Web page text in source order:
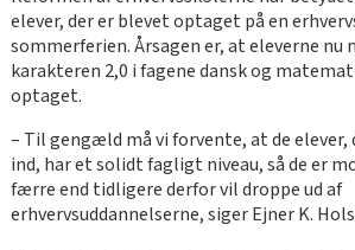
elever, der er blevet optaget på en
sommerferien. Årsagen er, at eleverne nu
karakteren 2,0 i fagene dansk og
optaget.
– Til gengæld må vi forvente, at de elever,
ind, har et solidt fagligt niveau, så de er
færre end tidligere derfor vil droppe ud af
erhvervsuddannelserne, siger Ejner K.